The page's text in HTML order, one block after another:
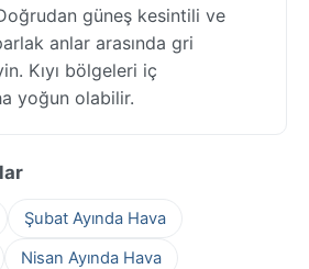
güneş kesintili ve
anlar arasında gri
Kıyı bölgeleri iç
yoğun olabilir.
Şubat Ayında Hava
Nisan Ayında Hava